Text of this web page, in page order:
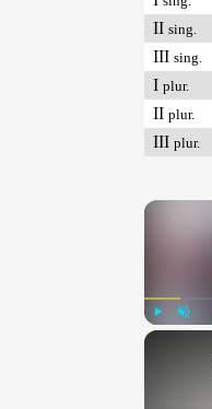
II sing.
III sing.
I plur.
II plur.
III plur.